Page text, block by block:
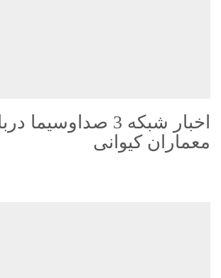
اخبار شبکه 3 صداوسیما
معماران کیوانی